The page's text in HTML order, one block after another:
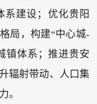
系建设；优化贵阳
局，构建“中心城-
镇体系；推进贵安
辐射带动、人口集
。